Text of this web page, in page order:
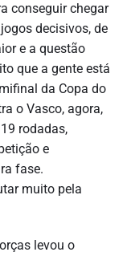
conseguir chegar
decisivos, de
e a questão
que a gente está
da Copa do
o Vasco, agora,
rodadas,
e
fase.
muito pela
levou o